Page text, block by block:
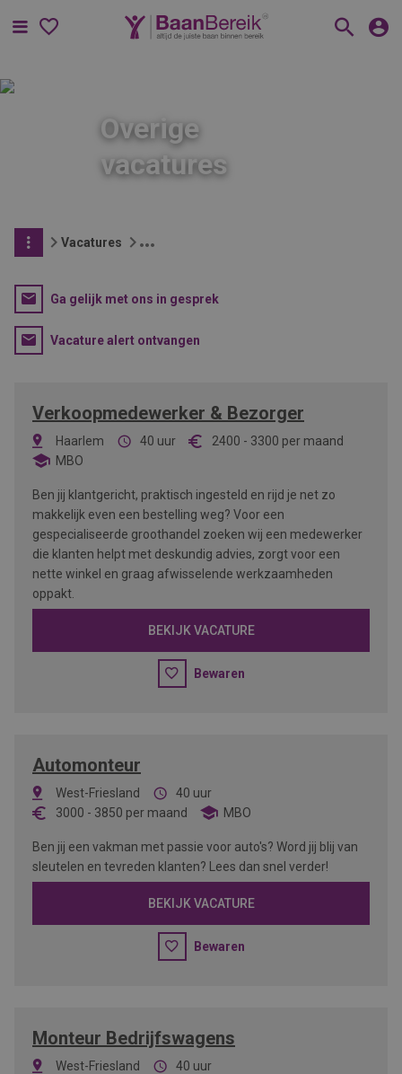
Menu
Overige
vacatures
Vacatures
Ga gelijk met ons in gesprek
Vacature alert ontvangen
Verkoopmedewerker & Bezorger
Haarlem 40 uur 2400 - 3300 per maand
MBO
Ben jij klantgericht, praktisch ingesteld en rijd je net zo
makkelijk even een bestelling weg? Voor een
gespecialiseerde groothandel zoeken wij een medewerker
die klanten helpt met deskundig advies, zorgt voor een
nette winkel en graag afwisselende werkzaamheden
oppakt.
BEKIJK VACATURE
Bewaren
Automonteur
West-Friesland
40 uur
3000 - 3850 per maand MBO
Ben jij een vakman met passie voor auto's? Word jij blij van
sleutelen en tevreden klanten? Lees dan snel verder!
BEKIJK VACATURE
Bewaren
Monteur Bedrijfswagens
West-Friesland
40 uur